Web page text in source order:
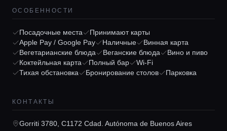
Локации
Гиды
Lifestyle журнал
ОСОБЕННОСТИ
Посадочные места
Принимают карты
Apple Pay / Google Pay
Наличные
Винная карта
Вегетарианские блюда
Веганские блюда
Вино и пиво
Коктейльная карта
Полный бар
Wi-Fi
Тихая обстановка
Бронирование столов Парковка
КОНТАКТЫ
Gorriti 3780, C1172 Cdad. Autónoma de Buenos Aires